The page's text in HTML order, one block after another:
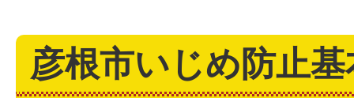
彦根市いじめ防止